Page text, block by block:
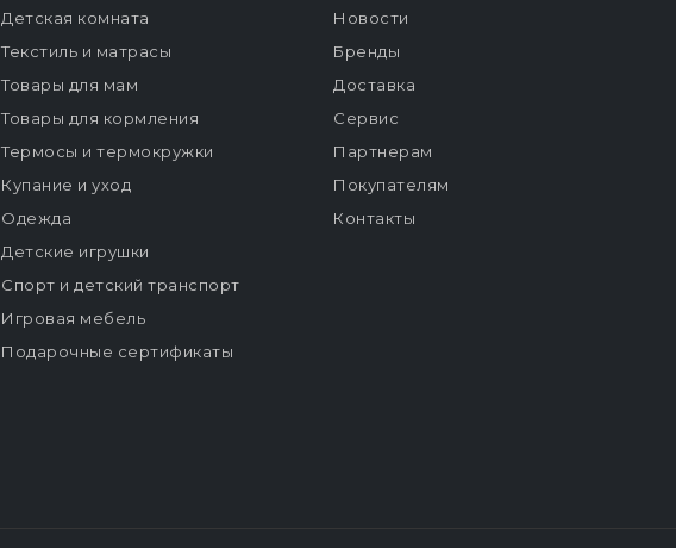
Детская комната
Текстиль и матрасы
Товары для мам
Товары для кормления
Термосы и термокружки
Купание и уход
Одежда
Детские игрушки
Спорт и детский транспорт
Игровая мебель
Подарочные сертификаты
Новости
Бренды
Доставка
Сервис
Партнерам
Покупателям
Контакты